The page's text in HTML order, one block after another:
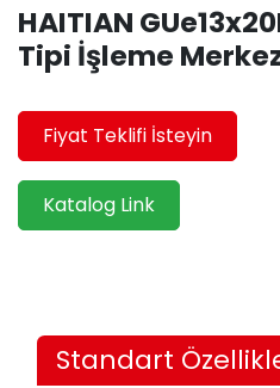
HAITIAN
Tipi İşleme
Fiyat Teklifi İsteyin
Katalog Link
Standart